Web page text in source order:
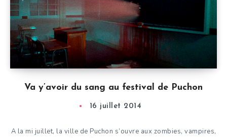
Va y’avoir du sang au festival de Puchon
16 juillet 2014
A la mi juillet, la ville de Puchon s’ouvre aux zombies, vampires,